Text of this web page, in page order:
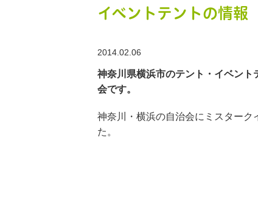
イベントテントの情報
2014.02.06
神奈川県横浜市のテント・イベン
会です。
神奈川・横浜の自治会にミスター
た。